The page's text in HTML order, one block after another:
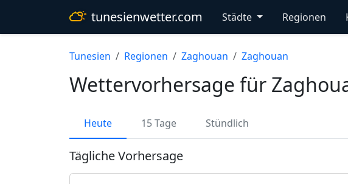
tunesienwetter.com Städte Regionen
Tunesien Regionen Zaghouan Zaghouan
Wettervorhersage für
Heute 15 Tage Stündlich
Tägliche Vorhersage